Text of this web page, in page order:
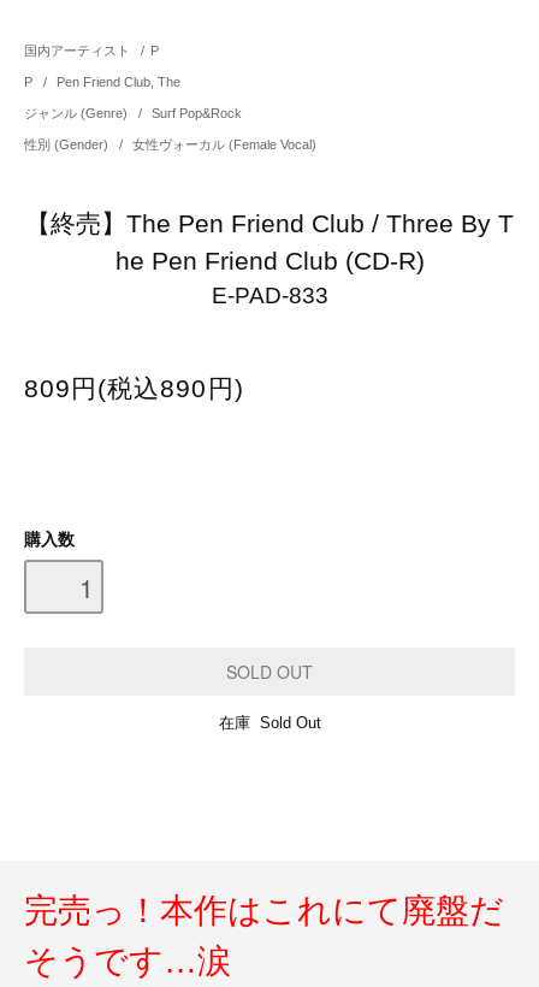
国内アーティスト / P
P / Pen Friend Club, The
ジャンル (Genre) / Surf Pop&Rock
性別 (Gender) / 女性ヴォーカル (Female Vocal)
【終売】The Pen Friend Club / Three By T
he Pen Friend Club (CD-R)
E-PAD-833
809円(税込890円)
購入数
在庫 Sold Out
完売っ！本作はこれにて廃盤だ
そうです…涙